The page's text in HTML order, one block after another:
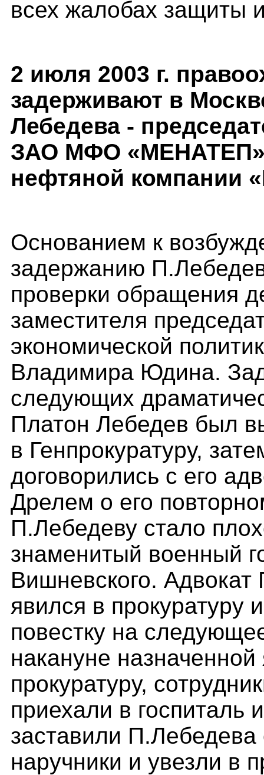
всех жалобах защиты
2 июля 2003 г.
задерживают в
Лебедева -
ЗАО МФО «МЕНАТЕП»
нефтяной компании
Основанием к
задержанию
проверки обращения
заместителя
экономической
Владимира Юдина.
следующих
Платон Лебедев был
в Генпрокуратуру,
договорились с его
Дрелем о его
П.Лебедеву стало
знаменитый военный
Вишневского.
явился в прокуратуру
повестку на
накануне
прокуратуру,
приехали в госпиталь
заставили П.Лебедева
наручники и увезли в